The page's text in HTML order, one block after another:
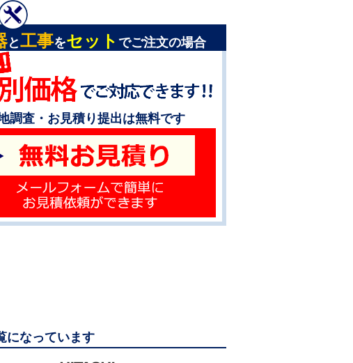
と工事をセット でご注文の場合
調査・お見積り提出は無料です
になっています